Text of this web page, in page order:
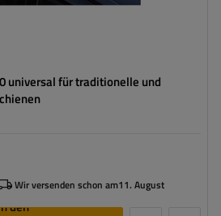
universal für traditionelle und
Wir versenden schon am11. August
den